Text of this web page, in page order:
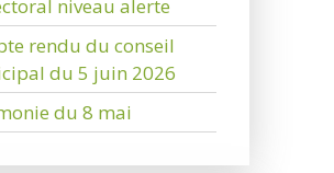
niveau alerte
rendu du conseil
du 5 juin 2026
du 8 mai